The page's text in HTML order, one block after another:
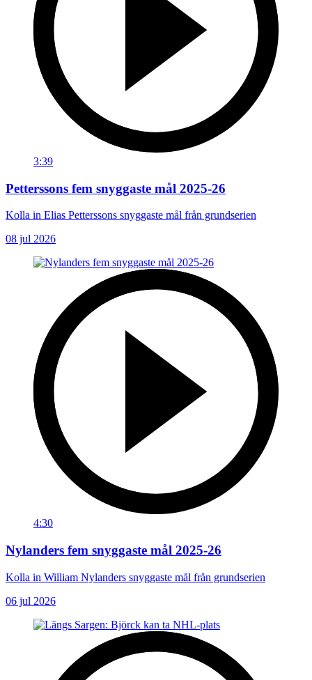
3:39
Petterssons fem snyggaste mål 2025-26
Kolla in Elias Petterssons snyggaste mål från grundserien
08 jul 2026
4:30
Nylanders fem snyggaste mål 2025-26
Kolla in William Nylanders snyggaste mål från grundserien
06 jul 2026